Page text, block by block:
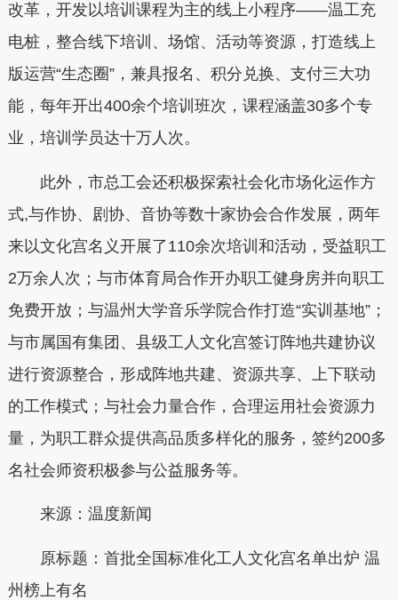
改革，开发以培训课程为主的线上小程序——温工充
电桩，整合线下培训、场馆、活动等资源，打造线上
版运营“生态圈”，兼具报名、积分兑换、支付三大功
能，每年开出400余个培训班次，课程涵盖30多个专
业，培训学员达十万人次。
此外，市总工会还积极探索社会化市场化运作方
式,与作协、剧协、音协等数十家协会合作发展，两年
来以文化宫名义开展了110余次培训和活动，受益职工
2万余人次；与市体育局合作开办职工健身房并向职工
免费开放；与温州大学音乐学院合作打造“实训基地”；
与市属国有集团、县级工人文化宫签订阵地共建协议
进行资源整合，形成阵地共建、资源共享、上下联动
的工作模式；与社会力量合作，合理运用社会资源力
量，为职工群众提供高品质多样化的服务，签约200多
名社会师资积极参与公益服务等。
来源：温度新闻
原标题：首批全国标准化工人文化宫名单出炉 温
州榜上有名